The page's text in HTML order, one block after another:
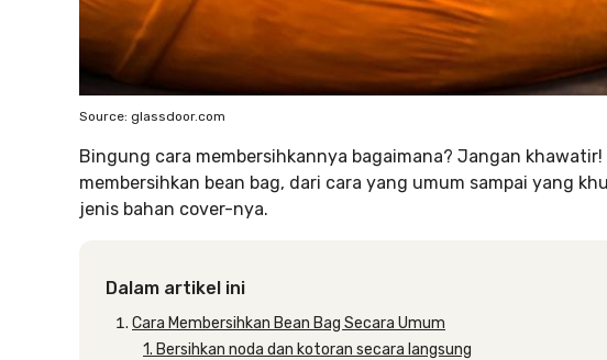
Source: glassdoor.com
Bingung cara membersihkannya bagaimana? Jangan
membersihkan bean bag, dari cara yang umum sampai yang
jenis bahan cover-nya.
Dalam artikel ini
Cara Membersihkan Bean Bag Secara Umum
1. Bersihkan noda dan kotoran secara langsung